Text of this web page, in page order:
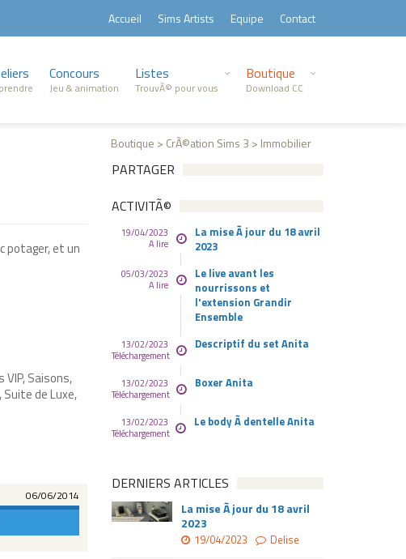
Accueil Sims Artists Equipe Contact
Concours
Jeu & animation
Listes
TrouvÃ© pour vous
Boutique
Download CC
Boutique > CrÃ©ation Sims 3 > Immobilier
potager, et un
Saisons,
de Luxe,
06/06/2014
PARTAGER
ACTIVITÃ©
19/04/2023
A lire
La mise Ã jour du 18 avril
2023
05/03/2023
A lire
Le live avant les
nourrissons et
l'extension Grandir
Ensemble
13/02/2023
Téléchargement
Descriptif du set Anita
13/02/2023
Téléchargement
Boxer Anita
13/02/2023
Téléchargement
Le body Ã dentelle Anita
DERNIERS ARTICLES
La mise Ã jour du 18 avril
2023
19/04/2023 Delise